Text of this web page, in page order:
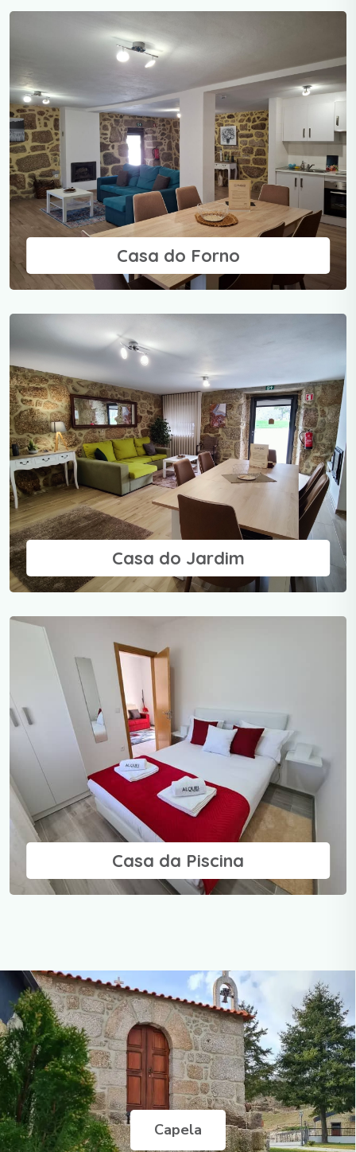
Casa do Forno
Casa do Jardim
Casa da Piscina
Capela